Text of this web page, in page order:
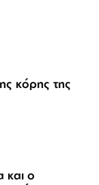
κόρης της